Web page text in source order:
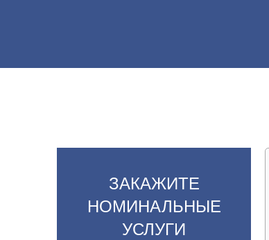
ЗАКАЖИТЕ
НОМИНАЛЬНЫЕ
УСЛУГИ